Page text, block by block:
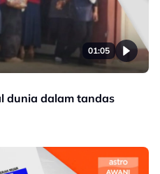
01:05
dunia dalam tandas